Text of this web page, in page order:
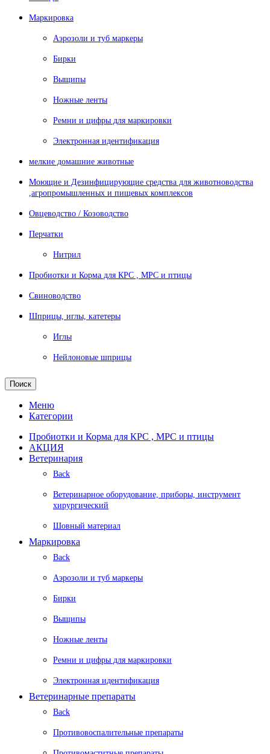
Маркировка
Аэрозоли и туб маркеры
Бирки
Выщипы
Ножные ленты
Ремни и цифры для маркировки
Электронная идентификация
мелкие домашние животные
Моющие и Дезинфицирующие средства для животноводства
,агропромышленных и пищевых комплексов
Овцеводство / Козоводство
Перчатки
Нитрил
Пробиотки и Корма для КРС , МРС и птицы
Свиноводство
Шприцы, иглы, катетеры
Иглы
Нейлоновые шприцы
Поиск
Меню
Категории
Пробиотки и Корма для КРС , МРС и птицы
АКЦИЯ
Ветеринария
Back
Ветеринарное оборудование, приборы, инструмент
хирургический
Шовный материал
Маркировка
Back
Аэрозоли и туб маркеры
Бирки
Выщипы
Ножные ленты
Ремни и цифры для маркировки
Электронная идентификация
Ветеринарные препараты
Back
Противовоспалительные препараты